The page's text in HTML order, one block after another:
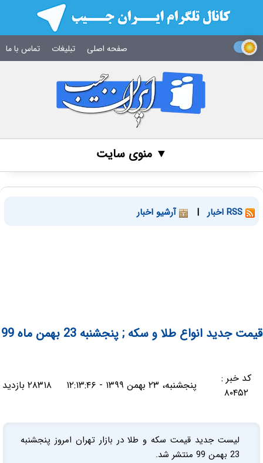
صفحه اصلی تبلیغات تماس با ما
▼ منوی سایت
| آرشیو اخبار
قیمت جدید انواع طلا و سکه ; پنجشنبه 23 بهمن ماه 99
کد خبر :
۸۰۴۵۲
پنجشنبه، ۲۳ بهمن ۱۳۹۹ - ۱۲:۱۳:۴۶ ۲۸۳۱۸ بازدید
لیست جدید قیمت سکه و طلا در بازار تهران امروز پنجشنبه
23 بهمن 99 منتشر شد.